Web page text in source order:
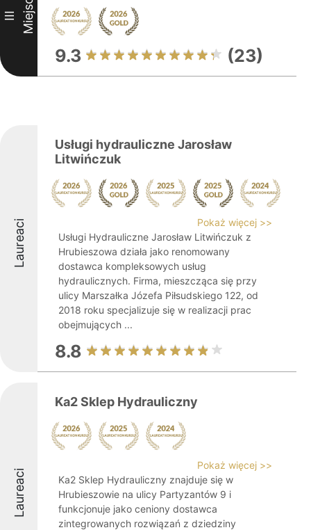
III Miejsce
9.3 (23)
Laureaci
Usługi hydrauliczne Jarosław
Litwińczuk
Pokaż więcej >>
Usługi Hydrauliczne Jarosław Litwińczuk z
Hrubieszowa działa jako renomowany
dostawca kompleksowych usług
hydraulicznych. Firma, mieszcząca się przy
ulicy Marszałka Józefa Piłsudskiego 122, od
2018 roku specjalizuje się w realizacji prac
obejmujących ...
8.8
Laureaci
Ka2 Sklep Hydrauliczny
Pokaż więcej >>
Ka2 Sklep Hydrauliczny znajduje się w
Hrubieszowie na ulicy Partyzantów 9 i
funkcjonuje jako ceniony dostawca
zintegrowanych rozwiązań z dziedziny